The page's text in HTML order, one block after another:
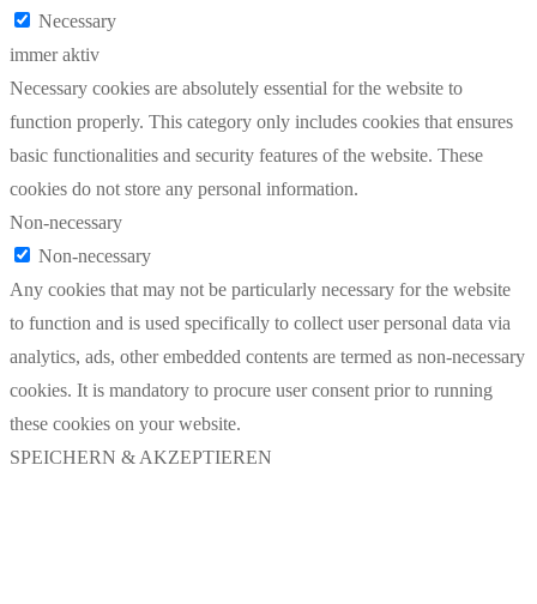
Necessary
immer aktiv
Necessary cookies are absolutely essential for the website to
function properly. This category only includes cookies that ensures
basic functionalities and security features of the website. These
cookies do not store any personal information.
Non-necessary
Non-necessary
Any cookies that may not be particularly necessary for the website
to function and is used specifically to collect user personal data via
analytics, ads, other embedded contents are termed as non-necessary
cookies. It is mandatory to procure user consent prior to running
these cookies on your website.
SPEICHERN & AKZEPTIEREN